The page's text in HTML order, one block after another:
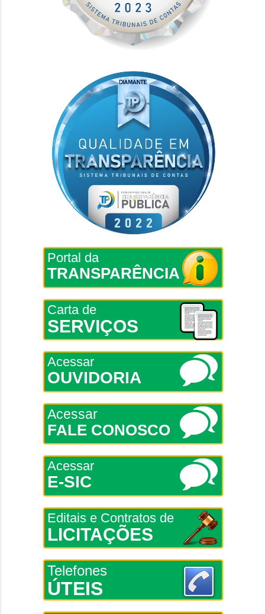
Portal da
TRANSPARÊNCIA
Carta de
SERVIÇOS
Acessar
OUVIDORIA
Acessar
FALE CONOSCO
Acessar
E-SIC
Editais e Contratos de
LICITAÇÕES
Telefones
ÚTEIS